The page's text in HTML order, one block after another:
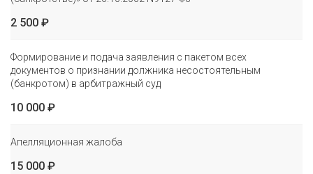
2 500 ₽
Формирование и подача заявления с пакетом всех
документов о признании должника несостоятельным
(банкротом) в арбитражный суд
10 000 ₽
Апелляционная жалоба
15 000 ₽